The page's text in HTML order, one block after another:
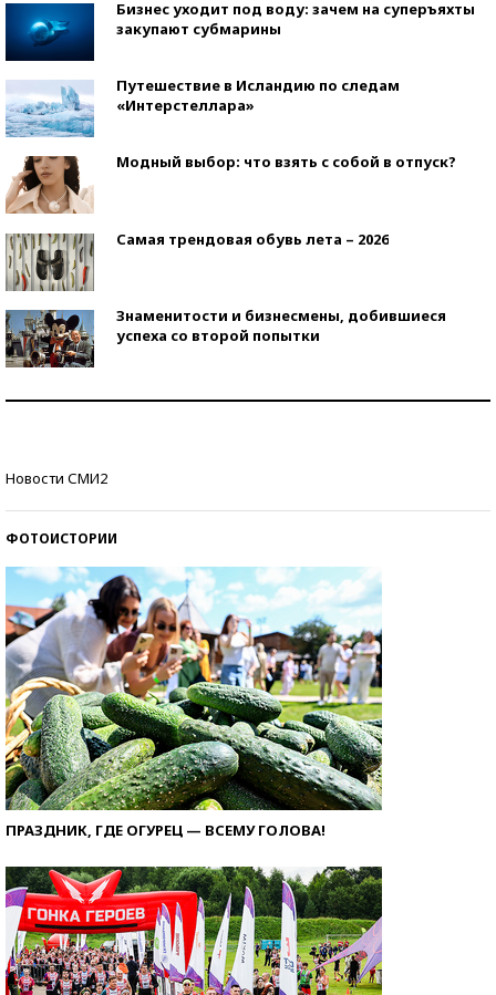
Бизнес уходит под воду: зачем на суперъяхты
закупают субмарины
Путешествие в Исландию по следам
«Интерстеллара»
Модный выбор: что взять с собой в отпуск?
Самая трендовая обувь лета – 2026
Знаменитости и бизнесмены, добившиеся
успеха со второй попытки
Новости СМИ2
ФОТОИСТОРИИ
ПРАЗДНИК, ГДЕ ОГУРЕЦ — ВСЕМУ ГОЛОВА!